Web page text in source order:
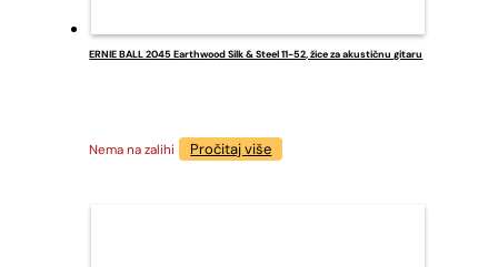
ERNIE BALL 2045 Earthwood Silk & Steel 11-52, žice za akustičnu gitaru
Nema na zalihi Pročitaj više